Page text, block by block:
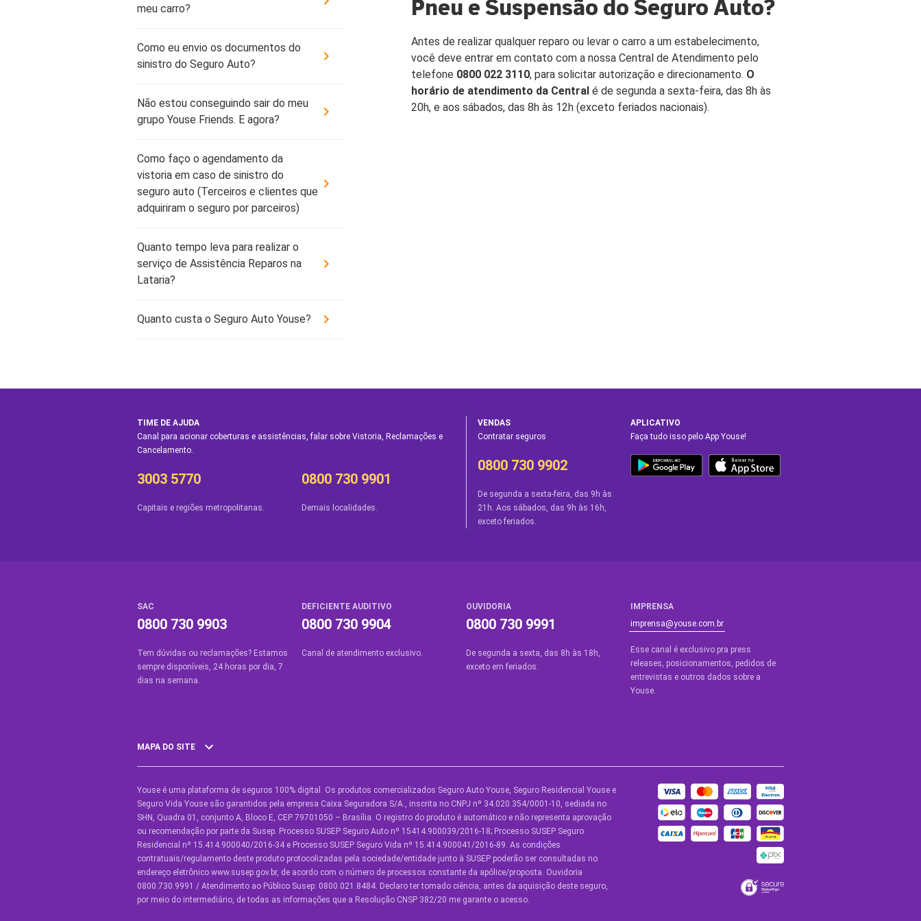
DÚVIDAS FREQUENTES
ATENDIMENTO
OUVIDORIA
Coberturas e Assistências
Seguro Residencial para Aluguel
SEGURO VIDA
Cotar Seguro Vida
meu carro?
Como eu envio os documentos do
sinistro do Seguro Auto?
Não estou conseguindo sair do meu
grupo Youse Friends. E agora?
Como faço o agendamento da
vistoria em caso de sinistro do
seguro auto (Terceiros e clientes que
adquiriram o seguro por parceiros)
Quanto tempo leva para realizar o
serviço de Assistência Reparos na
Lataria?
Quanto custa o Seguro Auto Youse?
Pneu e Suspensão do Seguro Auto?
Antes de realizar qualquer reparo ou levar o carro a um estabelecimento,
você deve entrar em contato com a nossa Central de Atendimento pelo
telefone 0800 022 3110, para solicitar autorização e direcionamento. O
horário de atendimento da Central é de segunda a sexta-feira, das 8h às
20h, e aos sábados, das 8h às 12h (exceto feriados nacionais).
TIME DE AJUDA
Canal para acionar coberturas e assistências, falar sobre Vistoria, Reclamações e
Cancelamento.
3003 5770
Capitais e regiões metropolitanas.
0800 730 9901
Demais localidades.
VENDAS
Contratar seguros
0800 730 9902
De segunda a sexta-feira, das 9h às
21h. Aos sábados, das 9h às 16h,
exceto feriados.
APLICATIVO
Faça tudo isso pelo App Youse!
SAC
0800 730 9903
Tem dúvidas ou reclamações? Estamos
sempre disponíveis, 24 horas por dia, 7
dias na semana.
DEFICIENTE AUDITIVO
0800 730 9904
Canal de atendimento exclusivo.
OUVIDORIA
0800 730 9991
De segunda a sexta, das 8h às 18h,
exceto em feriados.
IMPRENSA
imprensa@youse.com.br
Esse canal é exclusivo pra press
releases, posicionamentos, pedidos de
entrevistas e outros dados sobre a
Youse.​
MAPA DO SITE
SEGUROS
Seguro Auto
Seguro Auto para Terceiros
Seguro por Marcas de Carro
Seguro Residencial
OUTROS SERVIÇOS
Youse Friends
Clube de Benefícios
Clube de Oficinas
Convide e ganhe
SOBRE A YOUSE
Quem Somos
Vem Pra Youse
Seguro Online
Formas de
AJUDA
Central de Ajuda
Política de
Privacidade
BLOGS
Blog Youse
Youse é uma plataforma de seguros 100% digital. Os produtos comercializados Seguro Auto Youse, Seguro Residencial Youse e
Seguro Vida Youse são garantidos pela empresa Caixa Seguradora S/A., inscrita no CNPJ nº 34.020.354/0001-10, sediada no
SHN, Quadra 01, conjunto A, Bloco E, CEP 79701050 – Brasília. O registro do produto é automático e não representa aprovação
ou recomendação por parte da Susep. Processo SUSEP Seguro Auto nº 15414.900039/2016-18; Processo SUSEP Seguro
Residencial nº 15.414.900040/2016-34 e Processo SUSEP Seguro Vida nº 15.414.900041/2016-89. As condições
contratuais/regulamento deste produto protocolizadas pela sociedade/entidade junto à SUSEP poderão ser consultadas no
endereço eletrônico www.susep.gov.br, de acordo com o número de processos constante da apólice/proposta. Ouvidoria
0800.730.9991 / Atendimento ao Público Susep: 0800.021.8484. Declaro ter tomado ciência, antes da aquisição deste seguro,
por meio do intermediário, de todas as informações que a Resolução CNSP 382/20 me garante o acesso.